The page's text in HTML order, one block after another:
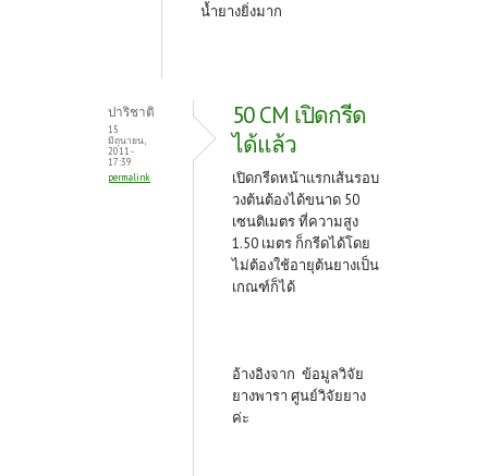
น้ำยางยิ่งมาก
ปาริชาติ
15
มิถุนายน,
2011 -
17:39
permalink
50 CM เปิดกรีด
ได้แล้ว
เปิดกรีดหน้าแรกเส้นรอบ
วงต้นต้องได้ขนาด 50
เซนติเมตร ที่ความสูง
1.50 เมตร ก็กรีดได้โดย
ไม่ต้องใช้อายุต้นยางเป็น
เกณฑ์ก็ได้
อ้างอิงจาก ข้อมูลวิจัย
ยางพารา ศูนย์วิจัยยาง
ค่ะ